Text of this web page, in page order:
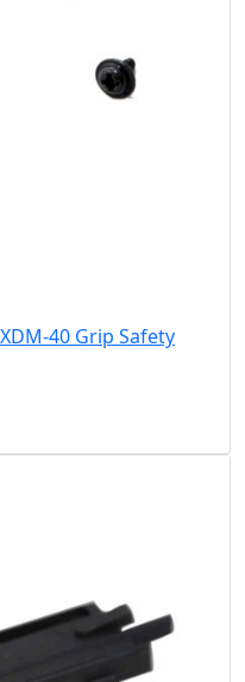
40 Grip Safety